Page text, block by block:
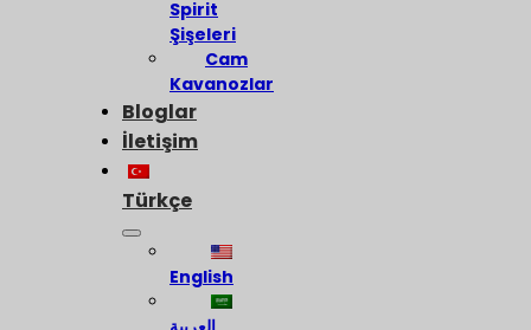
Spirit
Şişeleri
Cam
Kavanozlar
Bloglar
İletişim
Türkçe
English